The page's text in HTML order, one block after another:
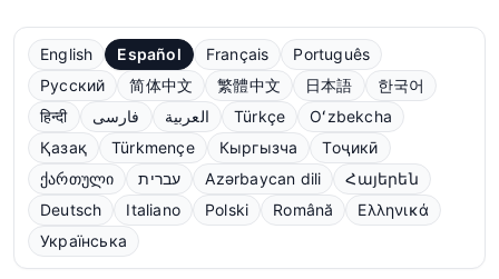
English Español Français
Português
Русский
简体中文 繁體中文 日本語
한국어
हिन्दी
فارسی العربية Türkçe
Oʻzbekcha
Қазақ
Türkmençe Кыргызча
Тоҷикӣ
ქართული
עברית Azərbaycan dili
Հայերեն
Deutsch
Italiano Polski Română
Ελληνικά
Українська